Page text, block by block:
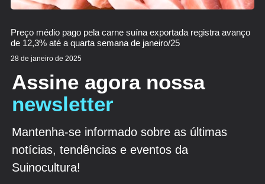
Preço médio pago pela carne suína exportada registra avanço
de 12,3% até a quarta semana de janeiro/25
28 de janeiro de 2025
Assine agora nossa
newsletter
Mantenha-se informado sobre as últimas
notícias, tendências e eventos da
Suinocultura!